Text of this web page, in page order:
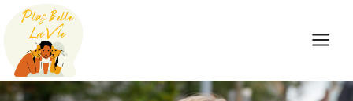
Skip
content